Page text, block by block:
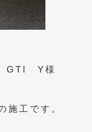
GTI Y様
施工です。